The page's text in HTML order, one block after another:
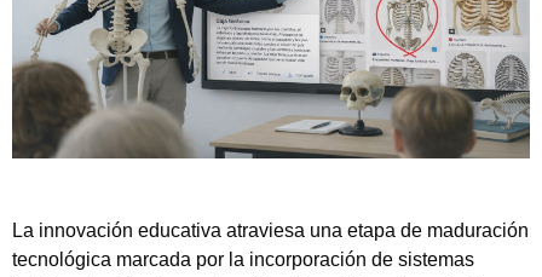
La innovación educativa atraviesa una etapa de maduración
tecnológica marcada por la incorporación de sistemas